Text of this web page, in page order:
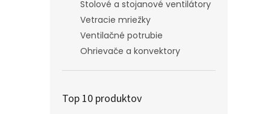
Stolové a stojanové ventilátory
Vetracie mriežky
Ventilačné potrubie
Ohrievače a konvektory
Top 10 produktov